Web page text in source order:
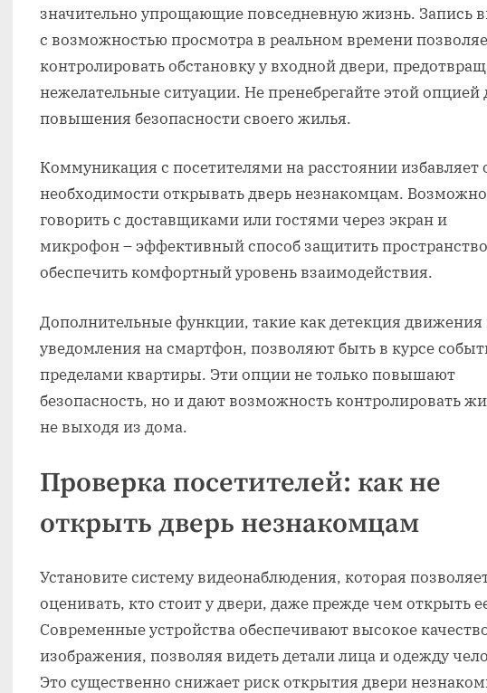
значительно упрощающие повседневную жизнь. Запись
с возможностью просмотра в реальном времени
контролировать обстановку у входной двери,
нежелательные ситуации. Не пренебрегайте этой опцией
повышения безопасности своего жилья.
Коммуникация с посетителями на расстоянии избавляет
необходимости открывать дверь незнакомцам.
говорить с доставщиками или гостями через экран и
микрофон – эффективный способ защитить
обеспечить комфортный уровень взаимодействия.
Дополнительные функции, такие как детекция движения
уведомления на смартфон, позволяют быть в курсе
пределами квартиры. Эти опции не только повышают
безопасность, но и дают возможность контролировать
не выходя из дома.
Проверка посетителей: как не
открыть дверь незнакомцам
Установите систему видеонаблюдения, которая
оценивать, кто стоит у двери, даже прежде чем открыть
Современные устройства обеспечивают высокое
изображения, позволяя видеть детали лица и одежду
Это существенно снижает риск открытия двери